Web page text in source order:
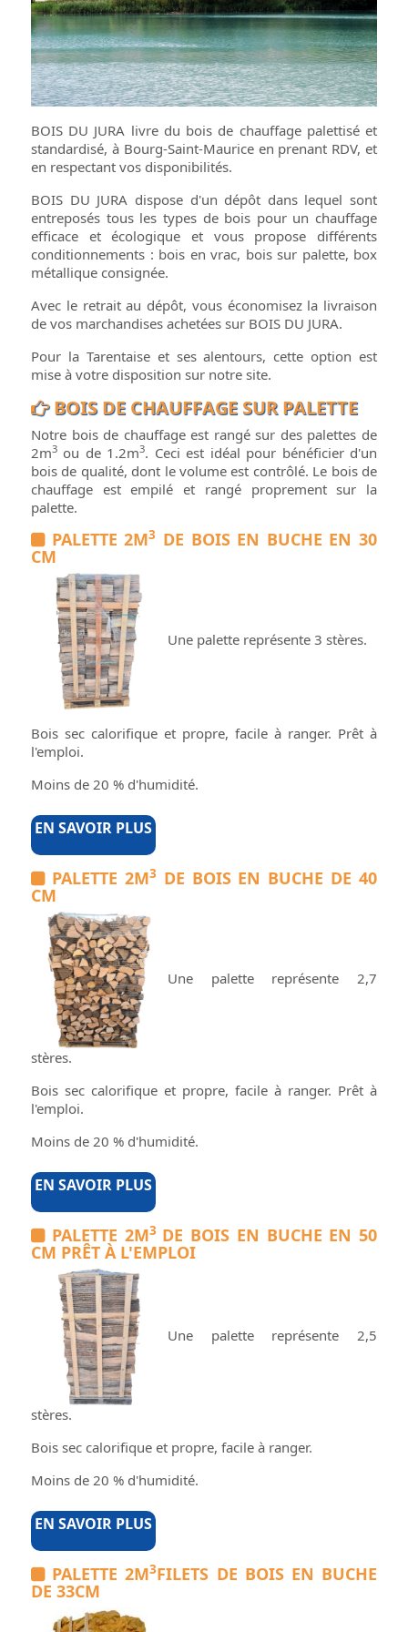
BOIS DU JURA livre du bois de chauffage palettisé et
standardisé, à Bourg-Saint-Maurice en prenant RDV, et
en respectant vos disponibilités.
BOIS DU JURA dispose d'un dépôt dans lequel sont
entreposés tous les types de bois pour un chauffage
efficace et écologique et vous propose différents
conditionnements : bois en vrac, bois sur palette, box
métallique consignée.
Avec le retrait au dépôt, vous économisez la livraison
de vos marchandises achetées sur BOIS DU JURA.
Pour la Tarentaise et ses alentours, cette option est
mise à votre disposition sur notre site.
BOIS DE CHAUFFAGE SUR PALETTE
Notre bois de chauffage est rangé sur des palettes de
2m3 ou de 1.2m3. Ceci est idéal pour bénéficier d'un
bois de qualité, dont le volume est contrôlé. Le bois de
chauffage est empilé et rangé proprement sur la
palette.
PALETTE 2M3 DE BOIS EN BUCHE EN 30
CM
Une palette représente 3 stères.
Bois sec calorifique et propre, facile à ranger. Prêt à
l'emploi.
Moins de 20 % d'humidité.
EN SAVOIR PLUS
PALETTE 2M3 DE BOIS EN BUCHE DE 40
CM
Une palette représente 2,7
stères.
Bois sec calorifique et propre, facile à ranger. Prêt à
l'emploi.
Moins de 20 % d'humidité.
EN SAVOIR PLUS
PALETTE 2M3 DE BOIS EN BUCHE EN 50
CM PRÊT À L'EMPLOI
Une palette représente 2,5
stères.
Bois sec calorifique et propre, facile à ranger.
Moins de 20 % d'humidité.
EN SAVOIR PLUS
PALETTE 2M3FILETS DE BOIS EN BUCHE
DE 33CM